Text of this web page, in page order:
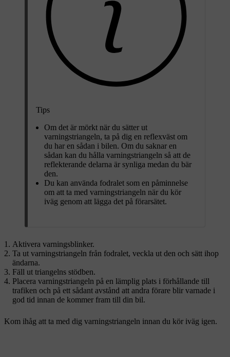
Tips
Om det är mörkt när du sätter ut
varningstriangeln, ta på dig en reflexväst om
du har en sådan i bilen. Om du saknar en
sådan kan du hålla varningstriangeln så att de
reflekterande delarna är synliga medan du bär
den.
Du kan använda fodralet som en påminnelse
om att ta med varningstriangeln när du kör
iväg genom att lägga det på förarsätet.
Aktivera varningsblinker.
Ta ut varningstriangeln från fodralet, veckla ut den och sätt ihop
ändarna.
Fäll ut triangelns stödben.
Placera varningstriangeln på en lämplig plats i förhållande till
trafiken och på ett sådant avstånd att andra förare blir varnade i
god tid innan de kommer fram till din bil.
Kom ihåg att ta med dig varningstriangeln innan du kör iväg igen.